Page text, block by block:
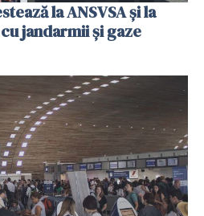
la ANSVSA și la
jandarmii și gaze